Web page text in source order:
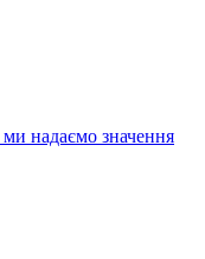
надаємо значення